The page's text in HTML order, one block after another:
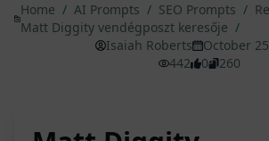
Home / AI Prompts / SEO Prompts /
Matt Diggity vendégposzt keresője /
Isaiah Roberts
October
442
0 260